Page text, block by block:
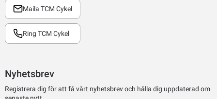
Maila TCM Cykel
Ring TCM Cykel
Nyhetsbrev
Registrera dig för att få vårt nyhetsbrev och hålla dig uppdaterad om